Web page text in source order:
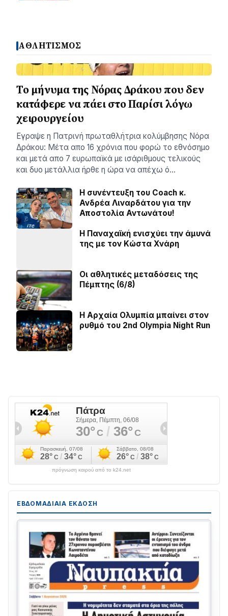
ΑΘΛΗΤΙΣΜΟΣ
Το μήνυμα της Νόρας Δράκου που δεν
κατάφερε να πάει στο Παρίσι λόγω
χειρουργείου
Εγραψε η Πατρινή πρωταθλήτρια κολύμβησης Νόρα
Δράκου: Μέτα απο 16 χρόνια που φορώ το εθνόσημο
και μετά απο 7 ευρωπαϊκά με ισάριθμους τελικούς
και δυο μετάλλια ήρθε η ώρα να απέχω ό…
H συνέντευξη του Coach κ.
Ανδρέα Λιναρδάτου για την
Αποστολία Αντωνάτου!
Η Παναχαϊκή ενισχύει την άμυνά
της με τον Κώστα Χνάρη
Οι αθλητικές μεταδόσεις της
Πέμπτης (6/8)
Η Αρχαία Ολυμπία μπαίνει στον
ρυθμό του 2nd Olympia Night Run
πρόγνωση καιρού από το k24.net